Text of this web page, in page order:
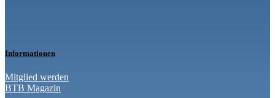
Informationen
Mitglied werden
BTB Magazin